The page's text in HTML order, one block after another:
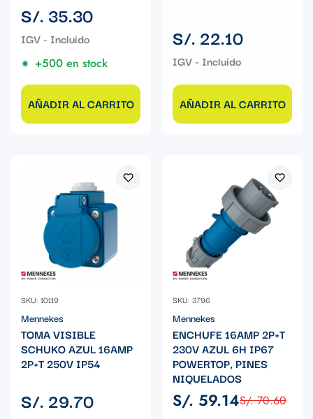
Precio
regular
S/. 35.30
+500 en stock
AÑADIR AL CARRITO
Precio
regular
S/. 22.10
AÑADIR AL CARRITO
SKU: 10119
Mennekes
TOMA VISIBLE
SCHUKO AZUL 16AMP
2P+T 250V IP54
Precio
regular
S/. 29.70
SKU: 3796
Mennekes
ENCHUFE 16AMP 2P+T
230V AZUL 6H IP67
POWERTOP, PINES
NIQUELADOS
Precio
S/. 59.14
Precio
S/. 70.60